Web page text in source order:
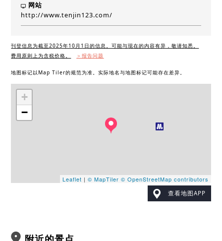
网站
http://www.tenjin123.com/
刊登信息为截至2025年10月1日的信息。可能与现在的内容有异，敬请知悉。
费用原则上为含税价格。
＞报告问题
地图标记以Map Tiler的规范为准。实际地名与地图标记可能存在差异。
+
−
Leaflet | © MapTiler © OpenStreetMap contributors
查看地图APP